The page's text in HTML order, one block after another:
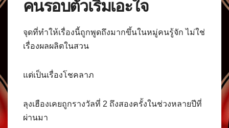
คนรอบตัวเริ่มเอะใจ
จุดที่ทำให้เรื่องนี้ถูกพูดถึงมากขึ้นในหมู่คนรู้จัก ไม่ใช่
เรื่องผลผลิตในสวน
แต่เป็นเรื่องโชคลาภ
ลุงเฮืองเคยถูกรางวัลที่ 2 ถึงสองครั้งในช่วงหลายปีที่
ผ่านมา